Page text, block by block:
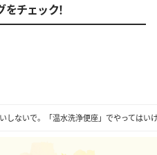
しないで。「温水洗浄便座」でやってはい
チェック！